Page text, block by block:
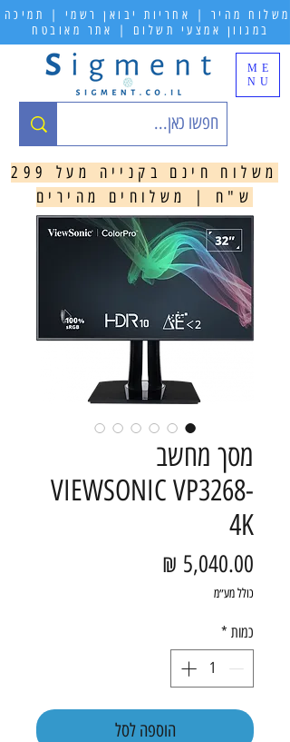
ME
NU
משלוח מהיר | אחריות יבואן רשמי | תמיכה
במגוון אמצעי תשלום | אתר מאובטח
משלוח חינם בקנייה מעל 299
ש"ח | משלוחים מהירים
מסך מחשב
VIEWSONIC VP3268-
4K
כולל מע״מ
כמות *
הוספה לסל